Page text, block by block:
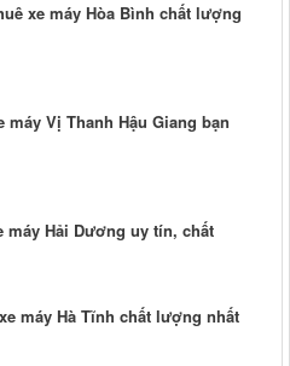
xe máy Hòa Bình chất lượng
Vị Thanh Hậu Giang bạn
máy Hải Dương uy tín, chất
máy Hà Tĩnh chất lượng nhất